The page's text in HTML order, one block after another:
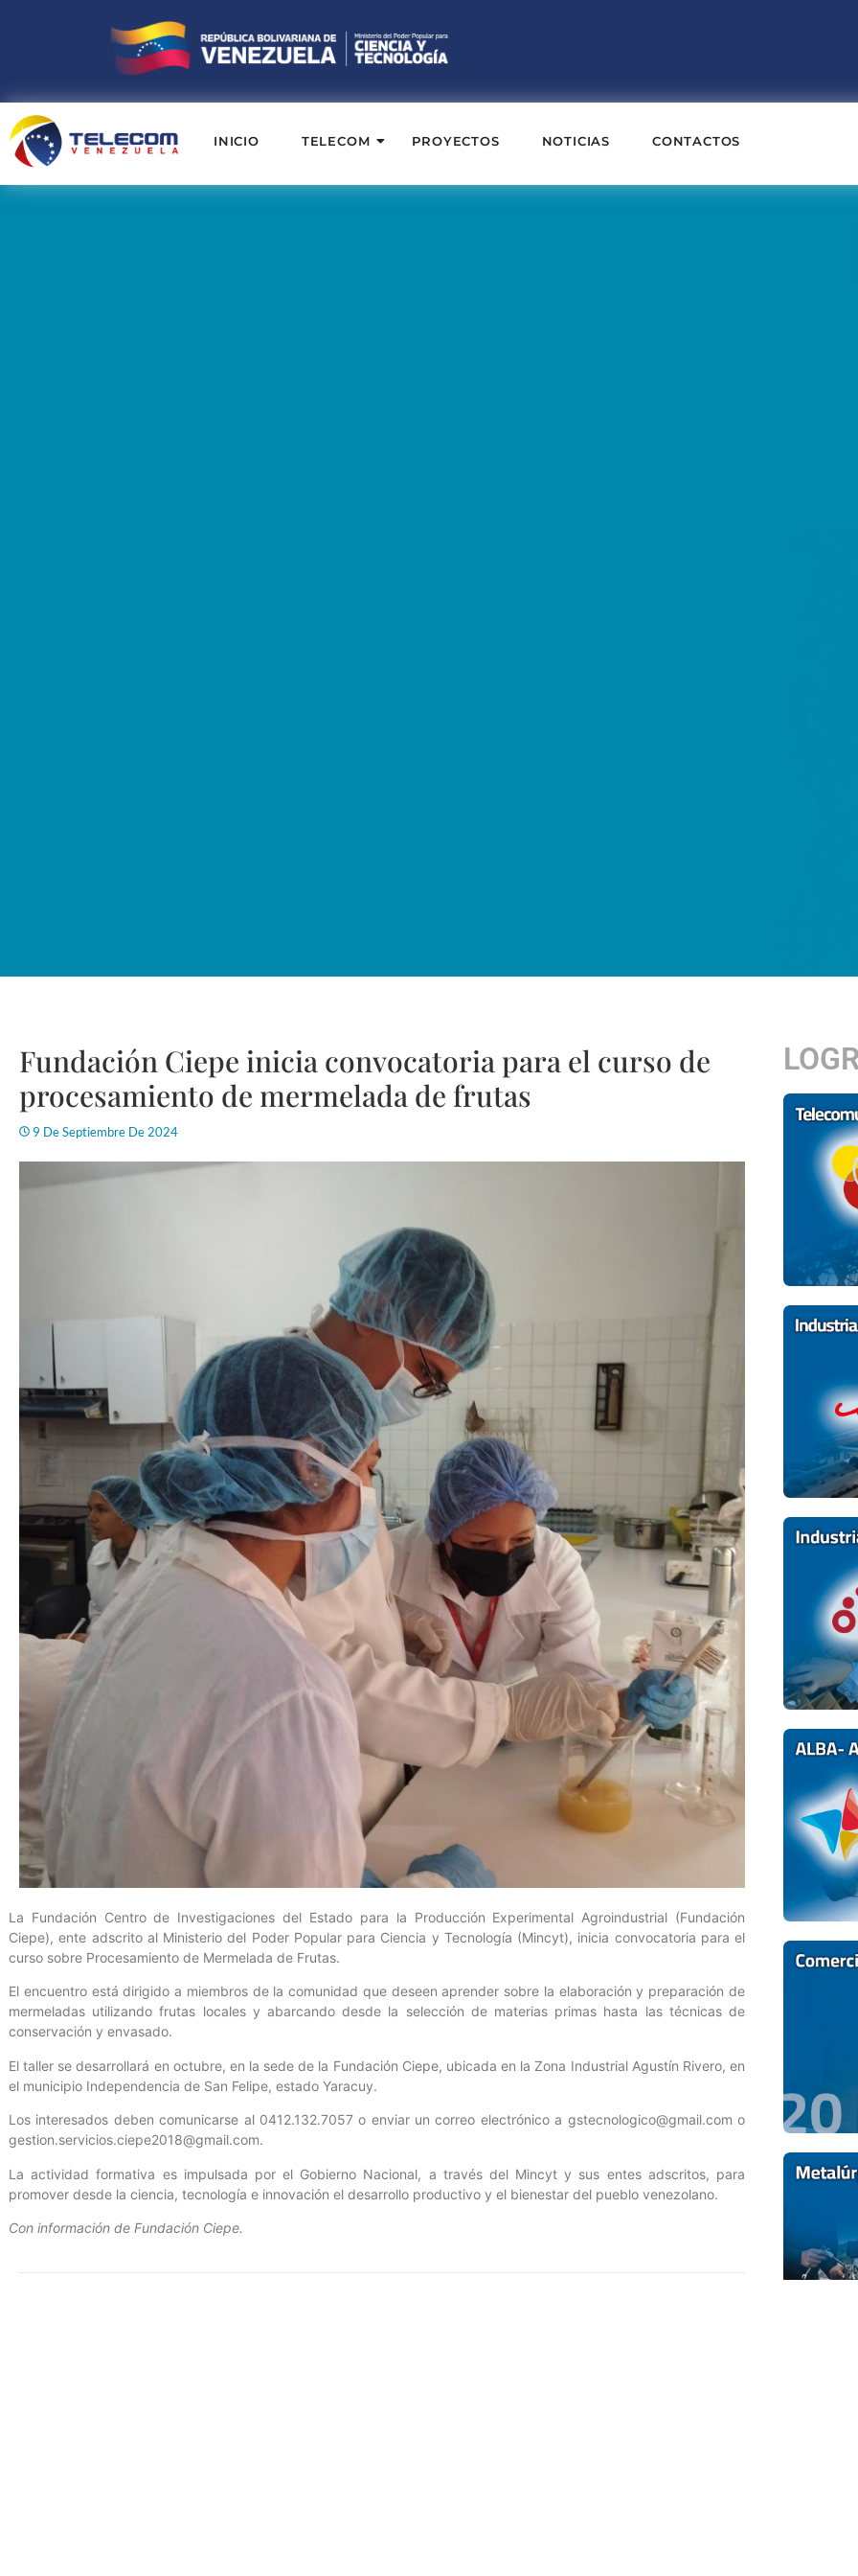
INICIO TELECOM PROYECTOS NOTICIAS CONTACTOS
Fundación Ciepe inicia convocatoria para el curso de
procesamiento de mermelada de frutas
9 De Septiembre De 2024
La Fundación Centro de Investigaciones del Estado para la Producción Experimental Agroindustrial (Fundación
Ciepe), ente adscrito al Ministerio del Poder Popular para Ciencia y Tecnología (Mincyt), inicia convocatoria para el
curso sobre Procesamiento de Mermelada de Frutas.
El encuentro está dirigido a miembros de la comunidad que deseen aprender sobre la elaboración y preparación de
mermeladas utilizando frutas locales y abarcando desde la selección de materias primas hasta las técnicas de
conservación y envasado.
El taller se desarrollará en octubre, en la sede de la Fundación Ciepe, ubicada en la Zona Industrial Agustín Rivero, en
el municipio Independencia de San Felipe, estado Yaracuy.
Los interesados deben comunicarse al 0412.132.7057 o enviar un correo electrónico a gstecnologico@gmail.com o
gestion.servicios.ciepe2018@gmail.com.
La actividad formativa es impulsada por el Gobierno Nacional, a través del Mincyt y sus entes adscritos, para
promover desde la ciencia, tecnología e innovación el desarrollo productivo y el bienestar del pueblo venezolano.
Con información de Fundación Ciepe.